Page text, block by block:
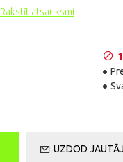
Rakstīt atsauksmi
UZDOD